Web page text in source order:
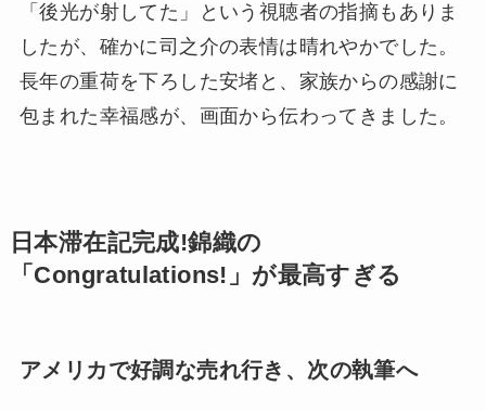
「後光が射してた」という視聴者の指摘もありま
したが、確かに司之介の表情は晴れやかでした。
長年の重荷を下ろした安堵と、家族からの感謝に
包まれた幸福感が、画面から伝わってきました。
日本滞在記完成!錦織の
「Congratulations!」が最高すぎる
アメリカで好調な売れ行き、次の執筆へ